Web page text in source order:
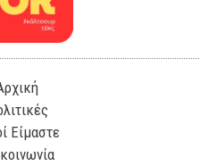
Είμαστε